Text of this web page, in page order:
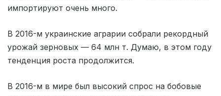
импортируют очень много.
В 2016-м украинские аграрии собрали рекордный
урожай зерновых — 64 млн т. Думаю, в этом году
тенденция роста продолжится.
В 2016-м в мире был высокий спрос на бобовые